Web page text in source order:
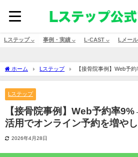
Lステップ ⌵ 事例・実績 ⌵ L-CAST ⌵ Lメール
ホーム Lステップ
【接骨院事例】Web予
ンライン予約を増やした方法
Lステップ
【接骨院事例】Web予約率
活用でオンライン予約を増や
2026年4月28日